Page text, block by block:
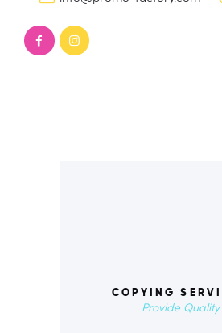
COPYING
Provide Quality